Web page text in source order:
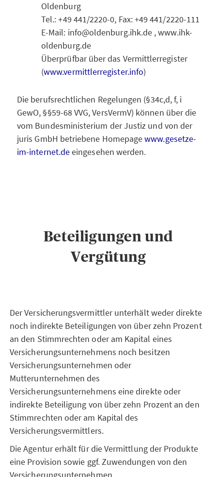
Oldenburg
Tel.: +49 441/2220-0, Fax: +49 441/2220-111
E-Mail: info@oldenburg.ihk.de , www.ihk-
oldenburg.de
Überprüfbar über das Vermittlerregister
(www.vermittlerregister.info)
Die berufsrechtlichen Regelungen (§34c,d, f, i
GewO, §§59-68 VVG, VersVermV) können über die
vom Bundesministerium der Justiz und von der
juris GmbH betriebene Homepagewww.gesetze-
im-internet.deeingesehen werden.
Beteiligungen und
Vergütung
Der Versicherungsvermittler unterhält weder direkte
noch indirekte Beteiligungen von über zehn Prozent
an den Stimmrechten oder am Kapital eines
Versicherungsunternehmens noch besitzen
Versicherungsunternehmen oder
Mutterunternehmen des
Versicherungsunternehmens eine direkte oder
indirekte Beteiligung von über zehn Prozent an den
Stimmrechten oder am Kapital des
Versicherungsvermittlers.
Die Agentur erhält für die Vermittlung der Produkte
eine Provision sowie ggf. Zuwendungen von den